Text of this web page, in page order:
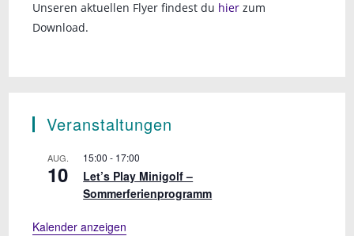
Unseren aktuellen Flyer findest du hier zum
Download.
Veranstaltungen
AUG.
10
15:00 - 17:00
Let’s Play Minigolf –
Sommerferienprogramm
Kalender anzeigen